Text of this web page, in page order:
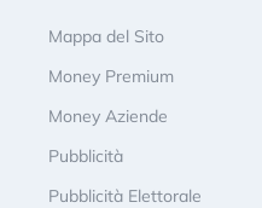
Mappa del Sito
Money Premium
Money Aziende
Pubblicità
Pubblicità Elettorale